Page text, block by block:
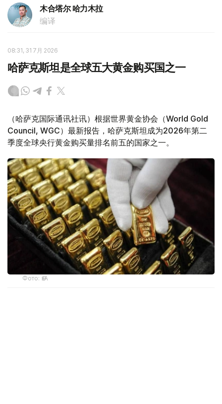
木合塔尔 哈力木拉
编译
08:31, 31 7月 2026
哈萨克斯坦是全球五大黄金购买国之一
（哈萨克国际通讯社讯）根据世界黄金协会（World Gold
Council, WGC）最新报告，哈萨克斯坦成为2026年第二
季度全球央行黄金购买量排名前五的国家之一。
Фото: ӨзА